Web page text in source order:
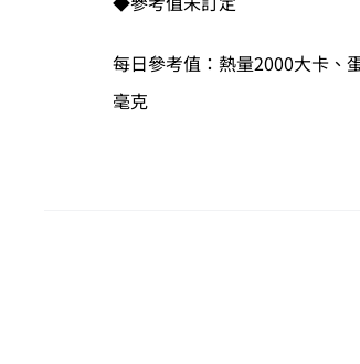
每日參考值：熱量2000大卡、
毫克